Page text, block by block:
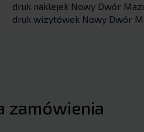
druk naklejek Nowy Dwór
druk wizytówek Nowy Dwór
zamówienia